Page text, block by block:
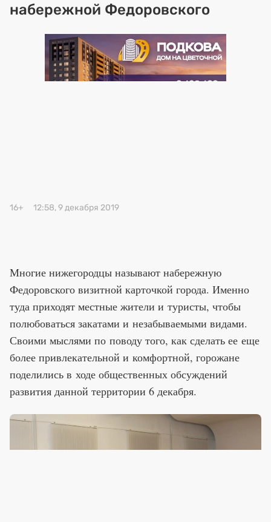
BORЩ
Искусство исцелять
Премия 2026 (текущая)
набережной Федоровского
16+ 12:58, 9 декабря 2019
Многие нижегородцы называют набережную
Федоровского визитной карточкой города. Именно
туда приходят местные жители и туристы, чтобы
полюбоваться закатами и незабываемыми видами.
Своими мыслями по поводу того, как сделать ее еще
более привлекательной и комфортной, горожане
поделились в ходе общественных обсуждений
развития данной территории 6 декабря.